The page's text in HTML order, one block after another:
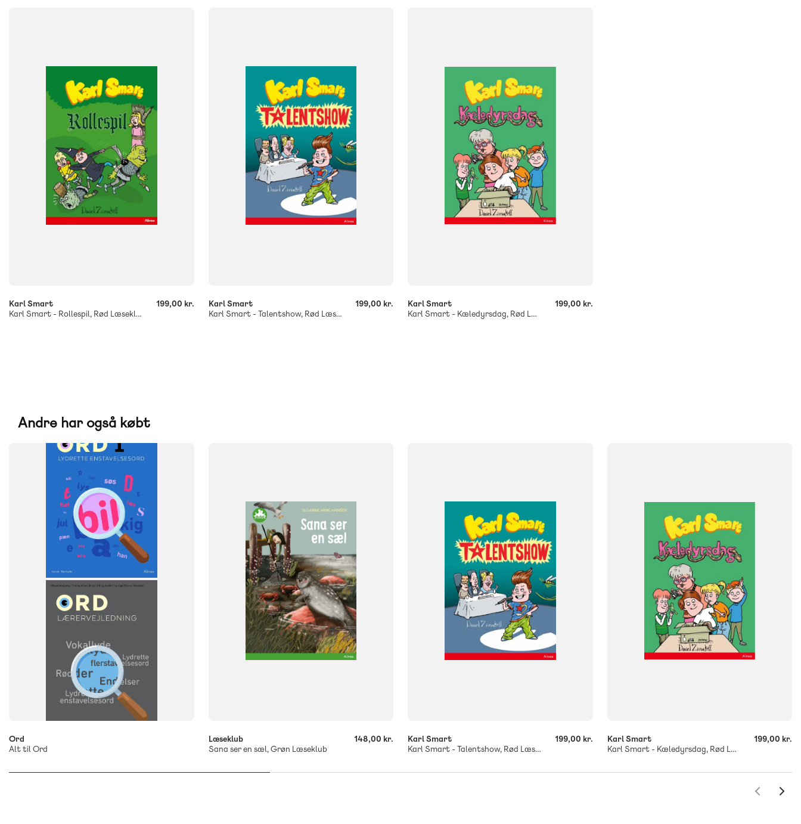
4. klasse 5. klasse 6. klasse
FORMAT
Flergangsbog
9788723558251
Karl Smart
Karl Smart - Rollespil, Rød Læseklub
199,00 kr.
4. klasse 5. klasse 6. klasse
Flergangsbog
9788723550729
Karl Smart
Karl Smart - Talentshow, Rød Læseklub
199,00 kr.
4. klasse 5. klasse 6. klasse
Flergangsbog
9788723551627
Karl Smart
Karl Smart - Kæledyrsdag, Rød Læseklub
199,00 kr.
Andre har også købt
5. klasse 6. klasse
Ord
Alt til Ord
0. klasse 1. klasse 2. klasse 3. klasse
FORMAT
Flergangsbog
9788723546616
Læseklub
Sana ser en sæl, Grøn Læseklub
148,00 kr.
4. klasse 5. klasse 6. klasse
Flergangsbog
9788723550729
Karl Smart
Karl Smart - Talentshow, Rød Læseklub
199,00 kr.
4. klasse 5. klasse 6. klasse
Flergangsbog
9788723551627
Karl Smart
Karl Smart - Kæledyrsdag, Rød Læseklub
199,00 kr.